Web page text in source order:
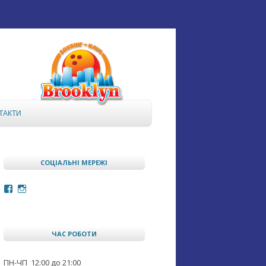
СОЦІАЛЬНІ МЕРЕЖІ
Facebook
Instagram
ЧАС РОБОТИ
ПН-ЧП 12:00 до 21:00